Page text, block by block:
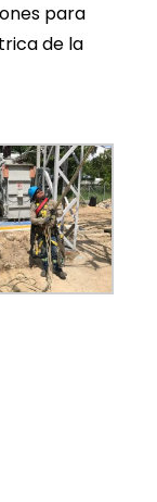
para
de la